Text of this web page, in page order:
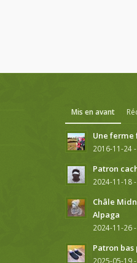
Mis en avant
Une
2016-11-24
Patron
2024-11-18
Châle
Alpaga
2024-11-26
Patron
2025-05-19